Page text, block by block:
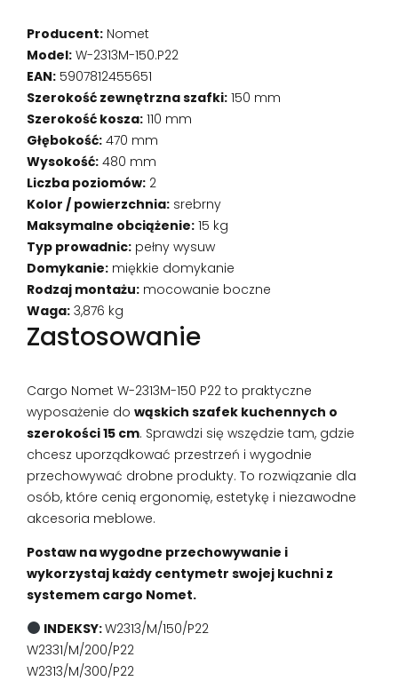
Producent: Nomet
Model: W-2313M-150.P22
EAN: 5907812455651
Szerokość zewnętrzna szafki: 150 mm
Szerokość kosza: 110 mm
Głębokość: 470 mm
Wysokość: 480 mm
Liczba poziomów: 2
Kolor / powierzchnia: srebrny
Maksymalne obciążenie: 15 kg
Typ prowadnic: pełny wysuw
Domykanie: miękkie domykanie
Rodzaj montażu: mocowanie boczne
Waga: 3,876 kg
Zastosowanie
Cargo Nomet W-2313M-150 P22 to praktyczne
wyposażenie do wąskich szafek kuchennych o
szerokości 15 cm. Sprawdzi się wszędzie tam, gdzie
chcesz uporządkować przestrzeń i wygodnie
przechowywać drobne produkty. To rozwiązanie dla
osób, które cenią ergonomię, estetykę i niezawodne
akcesoria meblowe.
Postaw na wygodne przechowywanie i
wykorzystaj każdy centymetr swojej kuchni z
systemem cargo Nomet.
INDEKSY:W2313/M/150/P22
W2331/M/200/P22
W2313/M/300/P22